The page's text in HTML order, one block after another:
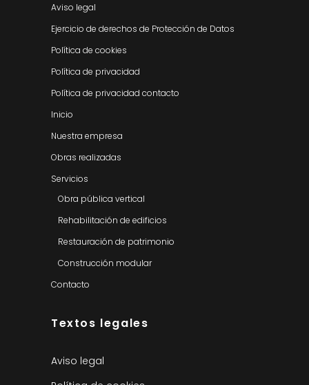
Aviso legal
Ejercicio de derechos de Protección de Datos
Política de cookies
Política de privacidad
Política de privacidad contacto
Inicio
Nuestra empresa
Obras realizadas
Servicios
Obra pública vertical
Rehabilitación de edificios
Restauración de patrimonio
Construcción modular
Contacto
Textos legales
Aviso legal